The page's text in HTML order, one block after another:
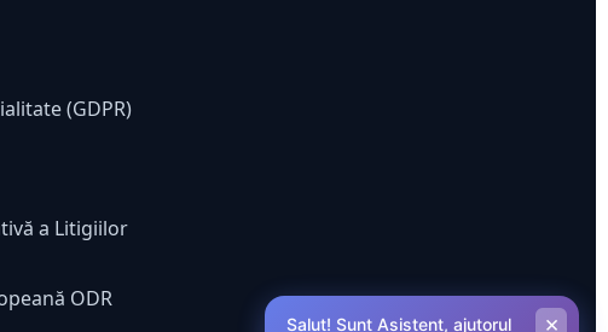
(GDPR)
a Litigiilor
ODR
Salut! Sunt Asistent, ajutorul ×